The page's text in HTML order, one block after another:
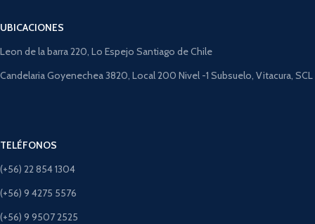
UBICACIONES
Leon de la barra 220, Lo Espejo Santiago de Chile
Candelaria Goyenechea 3820, Local 200 Nivel -1 Subsuelo, Vitacura, SCL
TELÉFONOS
(+56) 22 854 1304
(+56) 9 4275 5576
(+56) 9 9507 2525